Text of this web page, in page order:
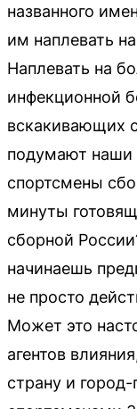
названного
им наплевать
Наплевать на
инфекционной
вскакивающих
подумают
спортсмены
минуты
сборной
начинаешь
не просто
Может это
агентов
страну и